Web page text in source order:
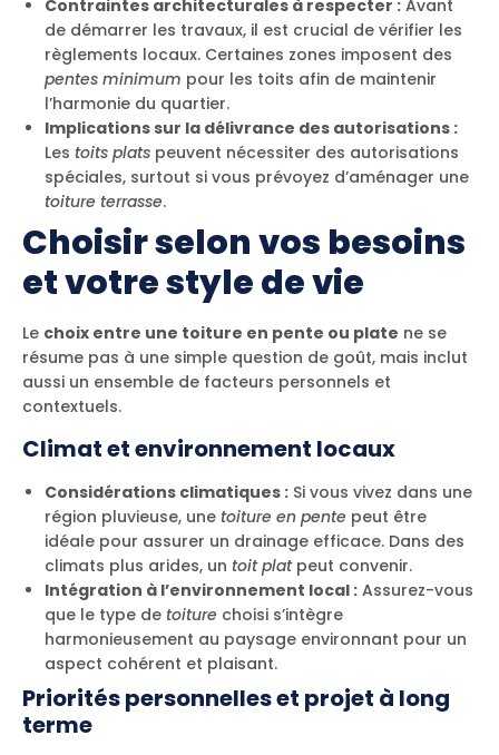
Contraintes architecturales à respecter : Avant
de démarrer les travaux, il est crucial de vérifier les
règlements locaux. Certaines zones imposent des
pentes minimum pour les toits afin de maintenir
l’harmonie du quartier.
Implications sur la délivrance des autorisations :
Les toits plats peuvent nécessiter des autorisations
spéciales, surtout si vous prévoyez d’aménager une
toiture terrasse.
Choisir selon vos besoins
et votre style de vie
Le choix entre une toiture en pente ou plate ne se
résume pas à une simple question de goût, mais inclut
aussi un ensemble de facteurs personnels et
contextuels.
Climat et environnement locaux
Considérations climatiques : Si vous vivez dans une
région pluvieuse, une toiture en pente peut être
idéale pour assurer un drainage efficace. Dans des
climats plus arides, un toit platpeut convenir.
Intégration à l’environnement local : Assurez-vous
que le type de toiture choisi s’intègre
harmonieusement au paysage environnant pour un
aspect cohérent et plaisant.
Priorités personnelles et projet à long
terme